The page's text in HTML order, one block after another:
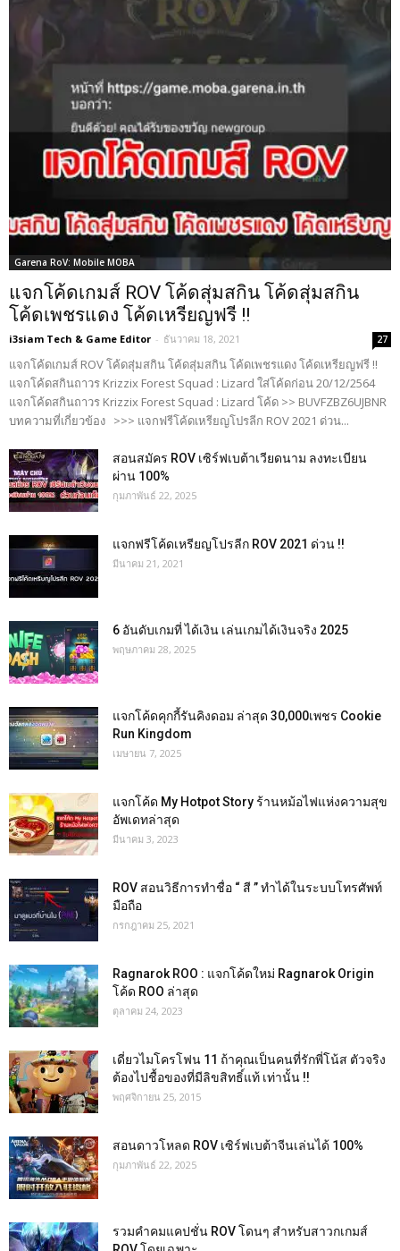
Garena RoV: Mobile MOBA
แจกโค้ดเกมส์ ROV โค้ดสุ่มสกิน โค้ดสุ่มสกิน
โค้ดเพชรแดง โค้ดเหรียญฟรี !!
i3siam Tech & Game Editor - ธันวาคม 18, 2021 27
แจกโค้ดเกมส์ ROV โค้ดสุ่มสกิน โค้ดสุ่มสกิน โค้ดเพชรแดง โค้ดเหรียญฟรี !!
แจกโค้ดสกินถาวร Krizzix Forest Squad : Lizard ใส่โค้ดก่อน 20/12/2564
แจกโค้ดสกินถาวร Krizzix Forest Squad : Lizard โค้ด >> BUVFZBZ6UJBNR
บทความที่เกี่ยวข้อง >>> แจกฟรีโค้ดเหรียญโปรลีก ROV 2021 ด่วน...
สอนสมัคร ROV เซิร์ฟเบต้าเวียดนาม ลงทะเบียน
ผ่าน 100%
กุมภาพันธ์ 22, 2025
แจกฟรีโค้ดเหรียญโปรลีก ROV 2021 ด่วน !!
มีนาคม 21, 2021
6 อันดับเกมที่ ได้เงิน เล่นเกมได้เงินจริง 2025
พฤษภาคม 28, 2025
แจกโค้ดคุกกี้รันคิงดอม ล่าสุด 30,000เพชร Cookie
Run Kingdom
เมษายน 7, 2025
แจกโค้ด My Hotpot Story ร้านหม้อไฟแห่งความสุข
อัพเดทล่าสุด
มีนาคม 3, 2023
ROV สอนวิธีการทำชื่อ “ สี ” ทำได้ในระบบโทรศัพท์
มือถือ
กรกฎาคม 25, 2021
Ragnarok ROO : แจกโค้ดใหม่ Ragnarok Origin
โค้ด ROO ล่าสุด
ตุลาคม 24, 2023
เดี่ยวไมโครโฟน 11 ถ้าคุณเป็นคนที่รักพี่โน้ส ตัวจริง
ต้องไปชื้อของที่มีลิขสิทธิ์แท้ เท่านั้น !!
พฤศจิกายน 25, 2015
สอนดาวโหลด ROV เซิร์ฟเบต้าจีนเล่นได้ 100%
กุมภาพันธ์ 22, 2025
รวมคำคมแคปชั่น ROV โดนๆ สำหรับสาวกเกมส์